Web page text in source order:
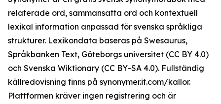
relaterade ord, sammansatta ord och kontextuell
lexikal information anpassad för svenska språkliga
strukturer. Lexikondata baseras på Swesaurus,
Språkbanken Text, Göteborgs universitet (CC BY 4.0)
och Svenska Wiktionary (CC BY-SA 4.0). Fullständig
källredovisning finns på synonymer.it.com/kallor.
Plattformen kräver ingen registrering och är